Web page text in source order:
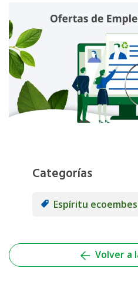
Categorías
Espíritu ecoembes
Volver a